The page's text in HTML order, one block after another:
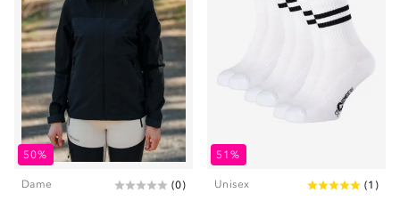
50%
Dame (0)
51%
Unisex (1 )